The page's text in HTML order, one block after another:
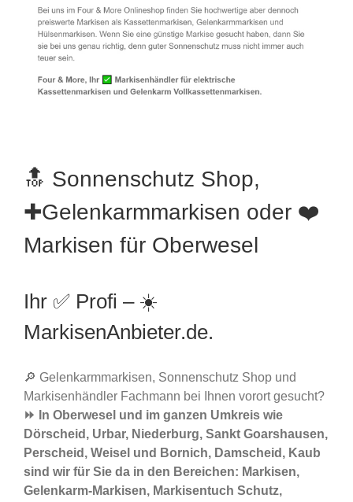
🔝 Sonnenschutz Shop,
✚Gelenkarmmarkisen oder ❤️
Markisen für Oberwesel
Ihr ✅ Profi – ☀️
MarkisenAnbieter.de.
🔎 Gelenkarmmarkisen, Sonnenschutz Shop und
Markisenhändler Fachmann bei Ihnen vorort gesucht?
⏩ In Oberwesel und im ganzen Umkreis wie
Dörscheid, Urbar, Niederburg, Sankt Goarshausen,
Perscheid, Weisel und Bornich, Damscheid, Kaub
sind wir für Sie da in den Bereichen: Markisen,
Gelenkarm-Markisen, Markisentuch Schutz,